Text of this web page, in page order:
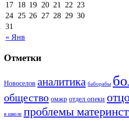
« Янв
17 18 19 20 21 22 23
24 25 26 27 28 29 30
31
Отметки
Новоселов аналитика баборабы
общество омжр отдел опеки
в школе проблемы